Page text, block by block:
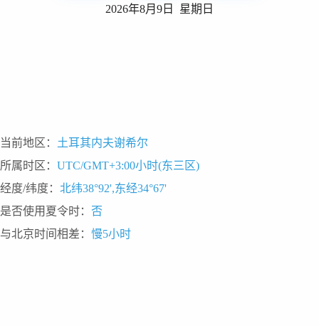
2026年8月9日 星期日
当前地区： 土耳其内夫谢希尔
所属时区： UTC/GMT+3:00小时(东三区)
经度/纬度： 北纬38°92',东经34°67'
是否使用夏令时： 否
与北京时间相差： 慢5小时